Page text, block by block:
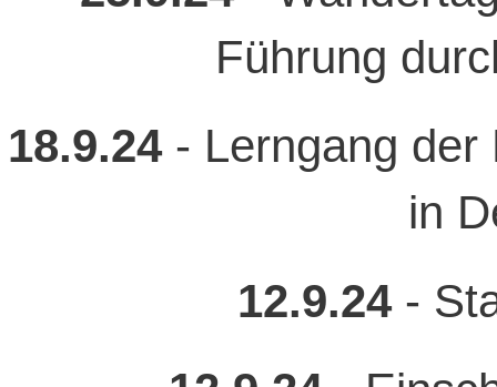
Führung
18.9.24- Lerngang der
in
12.9.24-